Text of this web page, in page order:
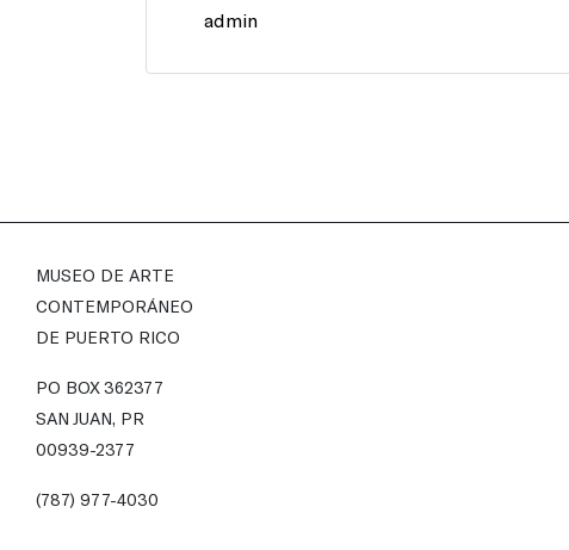
admin
MUSEO DE ARTE
CONTEMPORÁNEO
DE PUERTO RICO
PO BOX 362377
SAN JUAN, PR
00939-2377
(787) 977-4030